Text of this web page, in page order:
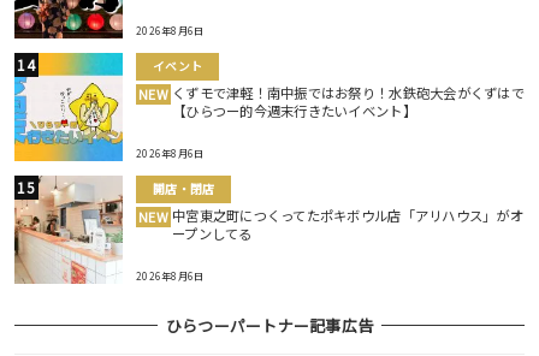
2026年8月6日
イベント
NEW くずモで津軽！南中振ではお祭り！水鉄砲大会がくずはで
【ひらつー的今週末行きたいイベント】
2026年8月6日
開店・閉店
NEW 中宮東之町につくってたポキボウル店「アリハウス」がオ
ープンしてる
2026年8月6日
ひらつーパートナー記事広告